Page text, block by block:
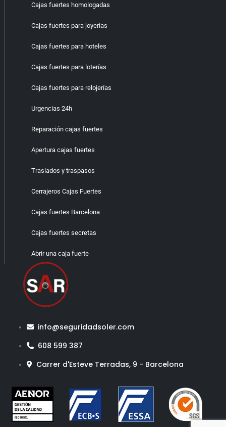
info@seguridadsoler.com
608 599 387
Carrer d'Esteve Terradas, 9 - Barcelona​
Cajas fuertes homologadas
Cajas fuertes para joyerías
Cajas fuertes para hoteles
Cajas fuertes para loterías
Cajas fuertes para relojerías
Urgencias 24h
Reparación cajas fuertes
Apertura cajas fuertes
Traslados y traspasos
Cerrajeros Cajas Fuertes
Cajas fuertes Barcelona
Cajas fuertes secretas
Abrir una caja fuerte